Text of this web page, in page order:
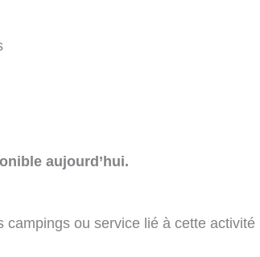
aujourd’hui.
ou service lié à cette activité